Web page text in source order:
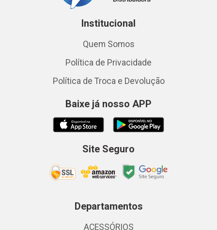
Institucional
Quem Somos
Política de Privacidade
Política de Troca e Devolução
Baixe já nosso APP
Site Seguro
Departamentos
ACESSÓRIOS